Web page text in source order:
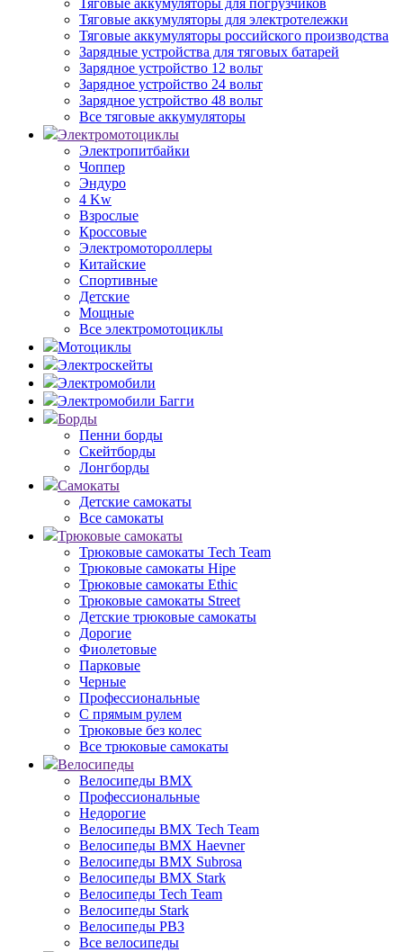
Тяговые аккумуляторы для погрузчиков
Тяговые аккумуляторы для электротележки
Тяговые аккумуляторы российского производства
Зарядные устройства для тяговых батарей
Зарядное устройство 12 вольт
Зарядное устройство 24 вольт
Зарядное устройство 48 вольт
Все тяговые аккумуляторы
Электромотоциклы
Электропитбайки
Чоппер
Эндуро
4 Kw
Взрослые
Кроссовые
Электромотороллеры
Китайские
Спортивные
Детские
Мощные
Все электромотоциклы
Мотоциклы
Электроскейты
Электромобили
Электромобили Багги
Борды
Пенни борды
Скейтборды
Лонгборды
Самокаты
Детские самокаты
Все самокаты
Трюковые самокаты
Трюковые самокаты Tech Team
Трюковые самокаты Hipe
Трюковые самокаты Ethic
Трюковые самокаты Street
Детские трюковые самокаты
Дорогие
Фиолетовые
Парковые
Черные
Профессиональные
С прямым рулем
Трюковые без колес
Все трюковые самокаты
Велосипеды
Велосипеды BMX
Профессиональные
Недорогие
Велосипеды BMX Tech Team
Велосипеды BMX Haevner
Велосипеды BMX Subrosa
Велосипеды BMX Stark
Велосипеды Tech Team
Велосипеды Stark
Велосипеды РВЗ
Все велосипеды